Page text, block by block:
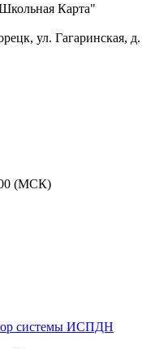
Карта"
ул. Гагаринская, д.
(МСК)
системы ИСПДН